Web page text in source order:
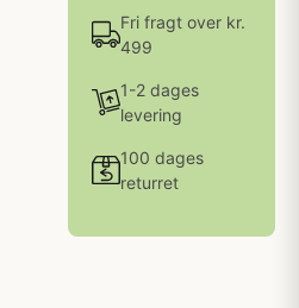
Fri fragt over kr.
499
1-2 dages
levering
100 dages
returret